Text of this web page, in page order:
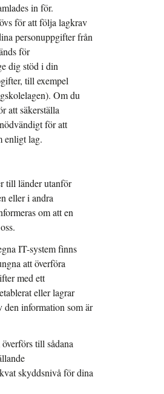
in för.
för att följa lagkrav
personuppgifter från
för
dig stöd i din
till exempel
Om du
att säkerställa
för att
enligt lag.
till länder utanför
eller i andra
om att en
IT-system finns
att överföra
med ett
eller lagrar
den information som är
till sådana
skyddsnivå för dina